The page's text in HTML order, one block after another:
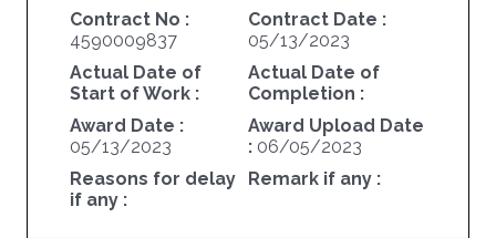
Contract No :
4590009837
Contract Date :
05/13/2023
Actual Date of
Start of Work :
Actual Date of
Completion :
Award Date :
05/13/2023
Award Upload Date
: 06/05/2023
Reasons for delay
if any :
Remark if any :